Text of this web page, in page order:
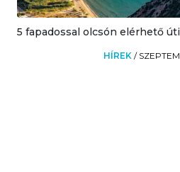
5 fapadossal olcsón elérhető
HÍREK /